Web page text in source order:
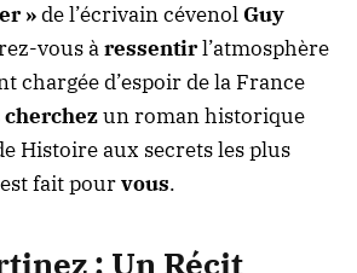
»de l’écrivain cévenol Guy
vous àressentirl’atmosphère
chargée d’espoir de la France
cherchezun roman historique
Histoire aux secrets les plus
fait pourvous.
: Un Récit